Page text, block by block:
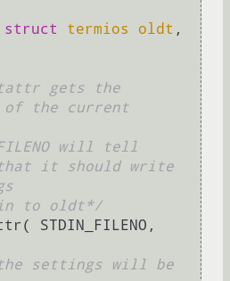
struct termios oldt
gets the
of the current
it should write
to oldt*/
settings will be